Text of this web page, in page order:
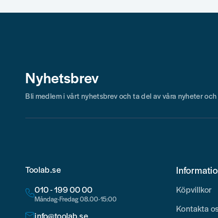
Nyhetsbrev
Bli medlem i vårt nyhetsbrev och ta del av våra nyheter
Toolab.se
010 - 199 00 00
Måndag-Fredag 08.00-15:00
Köpvillkor
Kontakta